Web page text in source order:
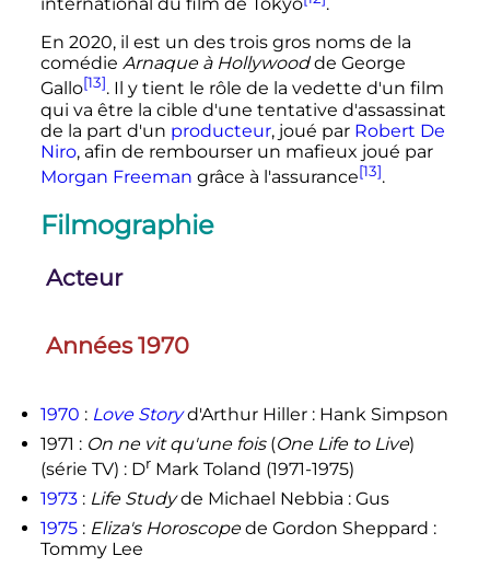
En 2020, il est un des trois gros noms de la
comédie Arnaque à Hollywoodde George
Gallo[13]. Il y tient le rôle de la vedette d'un film
qui va être la cible d'une tentative d'assassinat
de la part d'un producteur, joué par Robert De
Niro, afin de rembourser un mafieux joué par
Morgan Freeman grâce à l'assurance[13].
Filmographie
Acteur
Années 1970
1970 : Love Storyd'Arthur Hiller : Hank Simpson
1971 : On ne vit qu'une fois(One Life to Live)
(série TV) : Dr Mark Toland (1971-1975)
1973: Life Studyde Michael Nebbia : Gus
1975: Eliza's Horoscopede Gordon Sheppard :
Tommy Lee